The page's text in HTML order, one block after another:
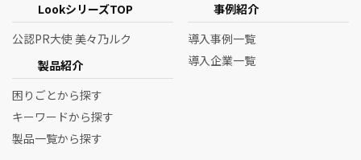
LookシリーズTOP
公認PR大使 美々乃ルク
製品紹介
困りごとから探す
キーワードから探す
製品一覧から探す
事例紹介
導入事例一覧
導入企業一覧